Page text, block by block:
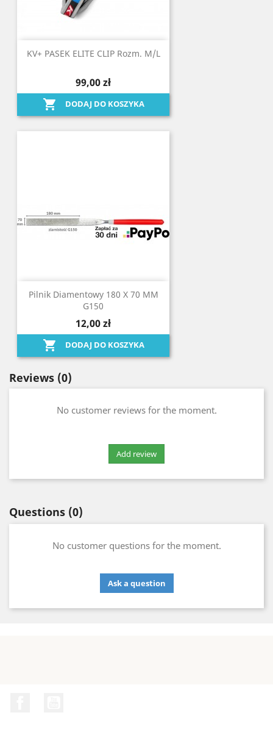
KV+ PASEK ELITE CLIP Rozm. M/L
99,00 zł
 DODAJ DO KOSZYKA
Pilnik Diamentowy 180 X 70 MM
G150
12,00 zł
 DODAJ DO KOSZYKA
Reviews (0)
No customer reviews for the moment.
Questions (0)
No customer questions for the moment.
Ask a question